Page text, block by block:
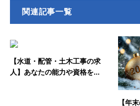
関連記事一覧
【水道・配管・土木工事の求
人】あなたの能力や資格を...
【年